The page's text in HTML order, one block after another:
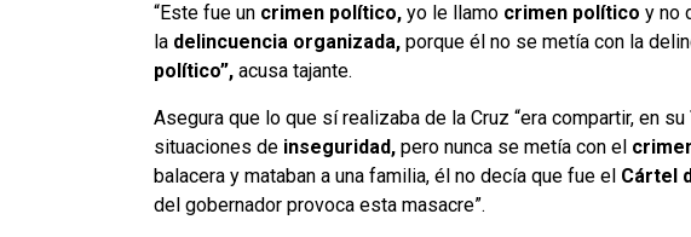
“Este fue un crimen político, yo le llamo crimen político y no
la delincuencia organizada, porque él no se metía con la
político”, acusa tajante.
Asegura que lo que sí realizaba de la Cruz “era compartir, en su
situaciones de inseguridad, pero nunca se metía con el
balacera y mataban a una familia, él no decía que fue el Cártel
del gobernador provoca esta masacre”.